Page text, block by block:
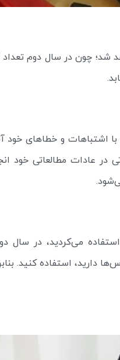
شد؛ چون در سال دوم
اشتباهات و خطاهای
در عادات مطالعاتی خود
می‌کردید، در سال
دارید، استفاده کنید.